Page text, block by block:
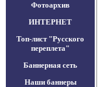
Фотоархив
ИНТЕРНЕТ
Топ-лист "Русского
переплета"
Баннерная сеть
Наши баннеры